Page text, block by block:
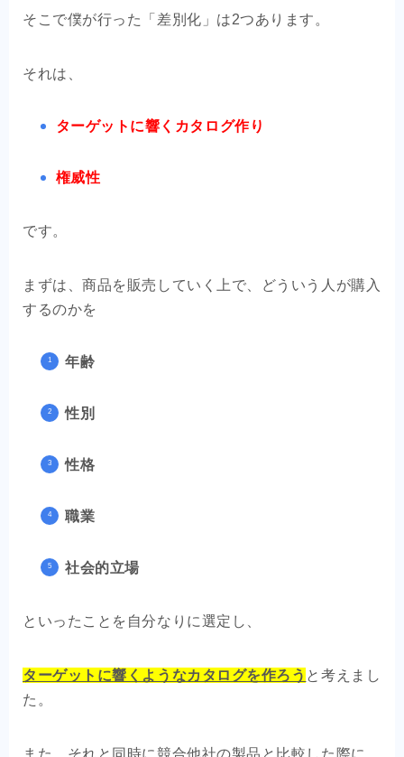
そこで僕が行った「差別化」は2つあります。
それは、
ターゲットに響くカタログ作り
権威性
です。
まずは、商品を販売していく上で、どういう人が購入
するのかを
年齢
性別
性格
職業
社会的立場
といったことを自分なりに選定し、
ターゲットに響くようなカタログを作ろう と考えまし
た。